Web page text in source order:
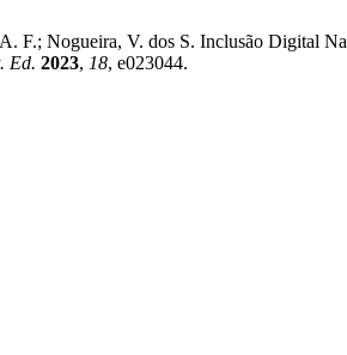
F.; Nogueira, V. dos S. Inclusão Digital
Ed. 2023, 18, e023044.